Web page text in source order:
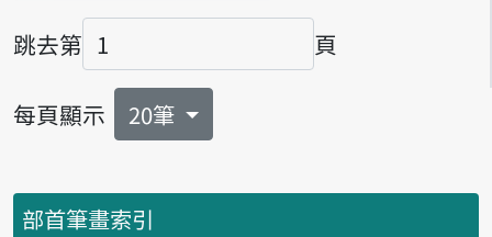
跳去第
頁碼
頁
每頁顯示 20筆
部首筆畫索引